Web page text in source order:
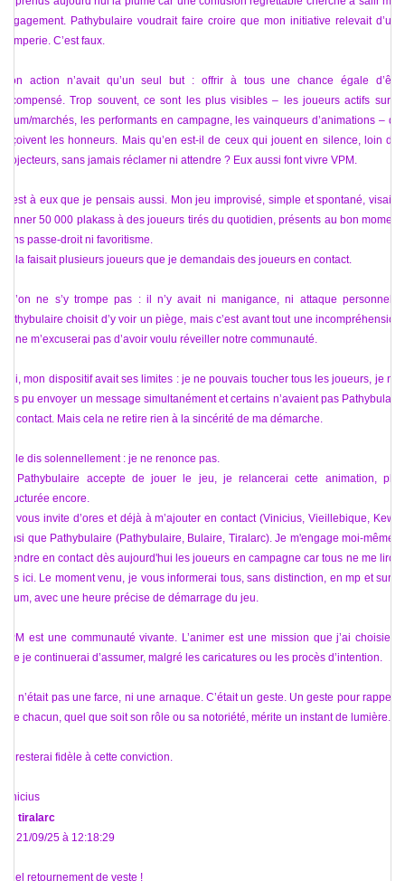
engagement. Pathybulaire voudrait faire croire que mon initiative relevait d’une
tromperie. C’est faux.
Mon action n’avait qu’un seul but : offrir à tous une chance égale d’être
récompensé. Trop souvent, ce sont les plus visibles – les joueurs actifs sur le
forum/marchés, les performants en campagne, les vainqueurs d’animations – qui
reçoivent les honneurs. Mais qu’en est-il de ceux qui jouent en silence, loin des
projecteurs, sans jamais réclamer ni attendre ? Eux aussi font vivre VPM.
C’est à eux que je pensais aussi. Mon jeu improvisé, simple et spontané, visait à
donner 50 000 plakass à des joueurs tirés du quotidien, présents au bon moment,
sans passe-droit ni favoritisme.
Cela faisait plusieurs joueurs que je demandais des joueurs en contact.
Qu’on ne s’y trompe pas : il n’y avait ni manigance, ni attaque personnelle.
Pathybulaire choisit d’y voir un piège, mais c’est avant tout une incompréhension.
Je ne m’excuserai pas d’avoir voulu réveiller notre communauté.
Oui, mon dispositif avait ses limites : je ne pouvais toucher tous les joueurs, je n'ai
pas pu envoyer un message simultanément et certains n’avaient pas Pathybulaire
en contact. Mais cela ne retire rien à la sincérité de ma démarche.
Je le dis solennellement : je ne renonce pas.
Si Pathybulaire accepte de jouer le jeu, je relancerai cette animation, plus
structurée encore.
Je vous invite d’ores et déjà à m’ajouter en contact (Vinicius, Vieillebique, Kewii)
ainsi que Pathybulaire (Pathybulaire, Bulaire, Tiralarc). Je m'engage moi-même à
prendre en contact dès aujourd'hui les joueurs en campagne car tous ne me liront
pas ici. Le moment venu, je vous informerai tous, sans distinction, en mp et sur le
forum, avec une heure précise de démarrage du jeu.
VPM est une communauté vivante. L’animer est une mission que j’ai choisie et
que je continuerai d’assumer, malgré les caricatures ou les procès d’intention.
Ce n’était pas une farce, ni une arnaque. C’était un geste. Un geste pour rappeler
que chacun, quel que soit son rôle ou sa notoriété, mérite un instant de lumière.
Je resterai fidèle à cette conviction.
Vinicius
tiralarc
Le 21/09/25 à 12:18:29
Quel retournement de veste !